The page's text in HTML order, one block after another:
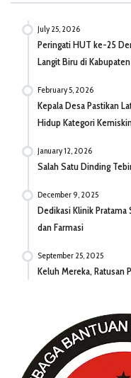
July 25, 2026
Peringati HUT ke-25
Langit Biru di
February 5, 2026
Kepala Desa Pastikan
Hidup Kategori
January 12, 2026
Salah Satu Dinding
December 9, 2025
Dedikasi Klinik Pratama
dan Farmasi
September 25, 2025
Keluh Mereka, Ratusan